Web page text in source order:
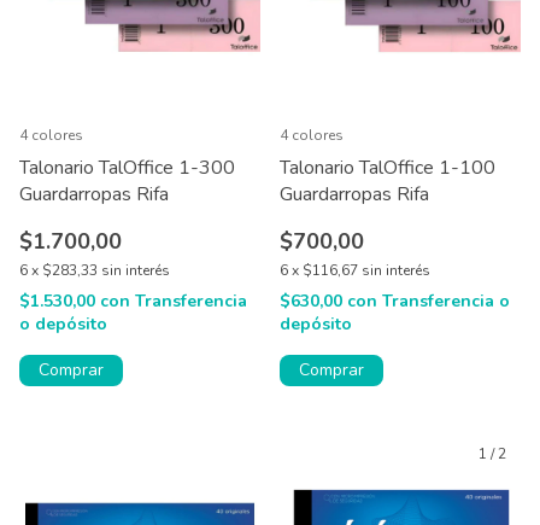
Talonario TalOffice 1-300
Guardarropas Rifa
$1.700,00
6x $283,33 sin interés
$1.530,00 con Transferencia
o depósito
4 colores
Comprar
Talonario TalOffice 1-100
Guardarropas Rifa
$700,00
6x $116,67 sin interés
$630,00 con Transferencia o
depósito
4 colores
Comprar
1 /2